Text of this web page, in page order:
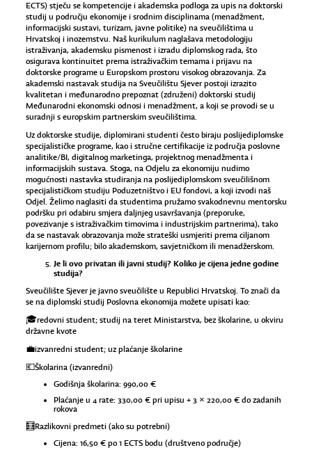
ECTS) stječu se kompetencije i akademska podloga za upis na doktorski
studij u području ekonomije i srodnim disciplinama (menadžment,
informacijski sustavi, turizam, javne politike) na sveučilištima u
Hrvatskoj i inozemstvu. Naš kurikulum naglašava metodologiju
istraživanja, akademsku pismenost i izradu diplomskog rada, što
osigurava kontinuitet prema istraživačkim temama i prijavu na
doktorske programe u Europskom prostoru visokog obrazovanja. Za
akademski nastavak studija na Sveučilištu Sjever postoji izrazito
kvalitetan i međunarodno prepoznat (združeni) doktorski studij
Međunarodni ekonomski odnosi i menadžment, a koji se provodi se u
suradnji s europskim partnerskim sveučilištima.
Uz doktorske studije, diplomirani studenti često biraju poslijediplomske
specijalističke programe, kao i stručne certifikacije iz područja poslovne
analitike/BI, digitalnog marketinga, projektnog menadžmenta i
informacijskih sustava. Stoga, na Odjelu za ekonomiju nudimo
mogućnosti nastavka studiranja na poslijediplomskom sveučilišnom
specijalističkom studiju Poduzetništvo i EU fondovi, a koji izvodi naš
Odjel. Želimo naglasiti da studentima pružamo svakodnevnu mentorsku
podršku pri odabiru smjera daljnjeg usavršavanja (preporuke,
povezivanje s istraživačkim timovima i industrijskim partnerima), tako
da se nastavak obrazovanja može strateški usmjeriti prema ciljanom
karijernom profilu; bilo akademskom, savjetničkom ili menadžerskom.
Je li ovo privatan ili javni studij? Koliko je cijena jedne godine
studija?
Sveučilište Sjever je javno sveučilište u Republici Hrvatskoj. To znači da
se na diplomski studij Poslovna ekonomija možete upisati kao:
🎓redovni student; studij na teret Ministarstva, bez školarine, u okviru
državne kvote
💼izvanredni student; uz plaćanje školarine
💶Školarina (izvanredni)
Godišnja školarina: 990,00 €
Plaćanje u 4 rate: 330,00 € pri upisu + 3 × 220,00 € do zadanih
rokova
🧮Razlikovni predmeti (ako su potrebni)
Cijena: 16,50 € po 1 ECTS bodu (društveno područje)